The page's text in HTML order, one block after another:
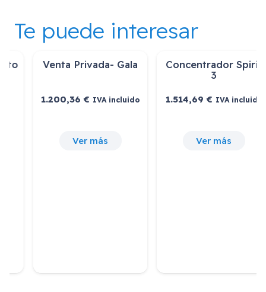
Te puede interesar
Extra Arrendamiento
22,00€ IVA incluido
Ver más
Venta Privada- Gala
1.200,36€ IVA incluido
Ver más